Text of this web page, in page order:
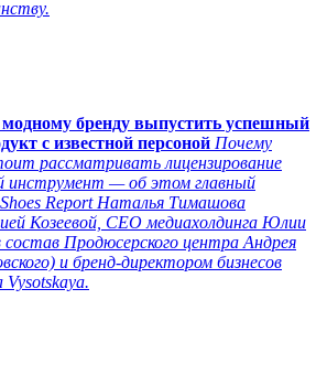
бренду выпустить успешный
с известной персоной Почему
рассматривать лицензирование
инструмент — об этом главный
Report Наталья Тимашова
Козеевой, СЕО медиахолдинга Юлии
Продюсерского центра Андрея
и бренд-директором бизнесов